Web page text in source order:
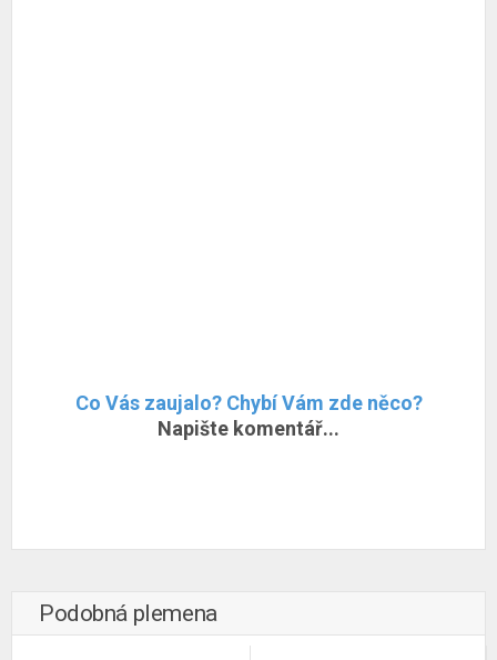
Co Vás zaujalo? Chybí Vám zde něco?
Napište komentář...
Podobná plemena